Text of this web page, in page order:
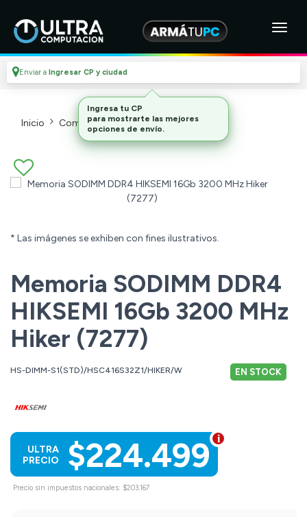
Enviar a Ingresar CP y ciudad
Inicio Componentes De Pc Memorias
* Las imágenes se exhiben con fines ilustrativos.
Memoria SODIMM DDR4
HIKSEMI 16Gb 3200 MHz
Hiker (7277)
HS-DIMM-S1(STD)/HSC416S32Z1/HIKER/W EN STOCK
$224.499
ULTRA
PRECIO
Precio sin impuestos nacionales: $203.167
Ingresa tu CP
para mostrarte las mejores
opciones de envío.